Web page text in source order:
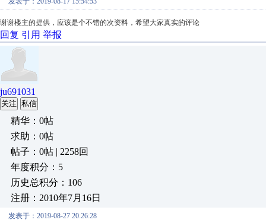
谢谢楼主的提供，应该是个不错的次资料，希望大家真实的评论
回复 引用 举报
ju691031
关注 私信
精华：0帖
求助：0帖
帖子：0帖 | 2258回
年度积分：5
历史总积分：106
注册：2010年7月16日
发表于：2019-08-27 20:26:28